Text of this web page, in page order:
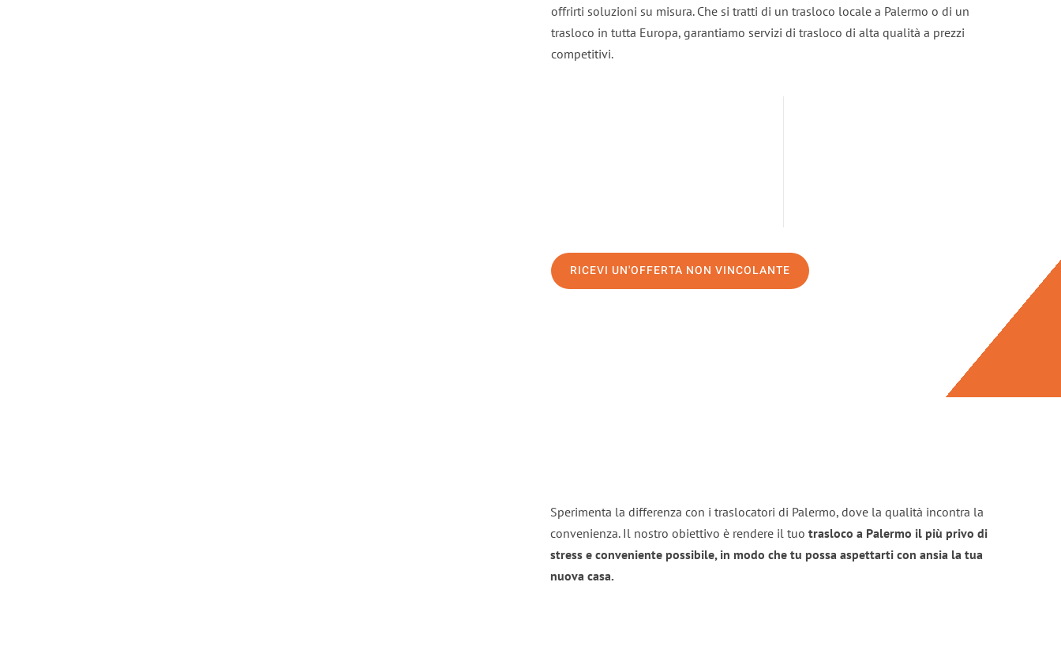
offrirti soluzioni su misura. Che si tratti di un trasloco locale a Palermo o di un
trasloco in tutta Europa, garantiamo servizi di trasloco di alta qualità a prezzi
competitivi.
RICEVI UN'OFFERTA NON VINCOLANTE
Sperimenta la differenza con i traslocatori di Palermo, dove la qualità incontra la
convenienza. Il nostro obiettivo è rendere il tuo trasloco a Palermo il più privo di
stress e conveniente possibile, in modo che tu possa aspettarti con ansia la tua
nuova casa.